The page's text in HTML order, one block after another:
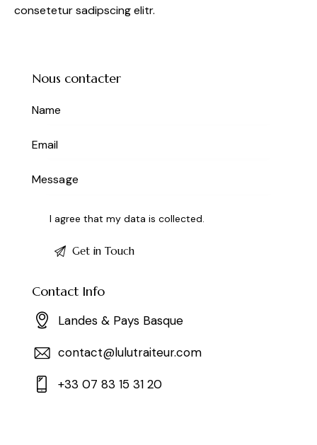
consetetur sadipscing elitr.
Nous contacter
I agree that my data iscollected.
Contact Info
Landes & Pays Basque
contact@lulutraiteur.com
+33 07 83 15 31 20